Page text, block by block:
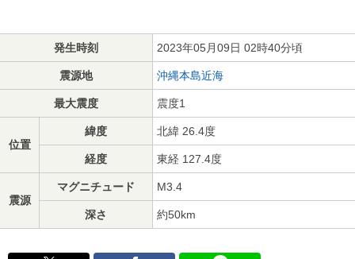
発生時刻 2023年05月09日 02時40分頃
震源地 沖縄本島近海
最大震度 震度1
位置
緯度 北緯 26.4度
経度 東経 127.4度
震源
マグニチュード M3.4
深さ 約50km